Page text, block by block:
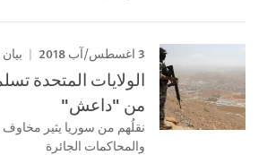
3 اغسطس/آب 2018
الولايات المتحدة
من "داعش"
نقلُهم من سوريا يثير
والمحاكمات الجائرة